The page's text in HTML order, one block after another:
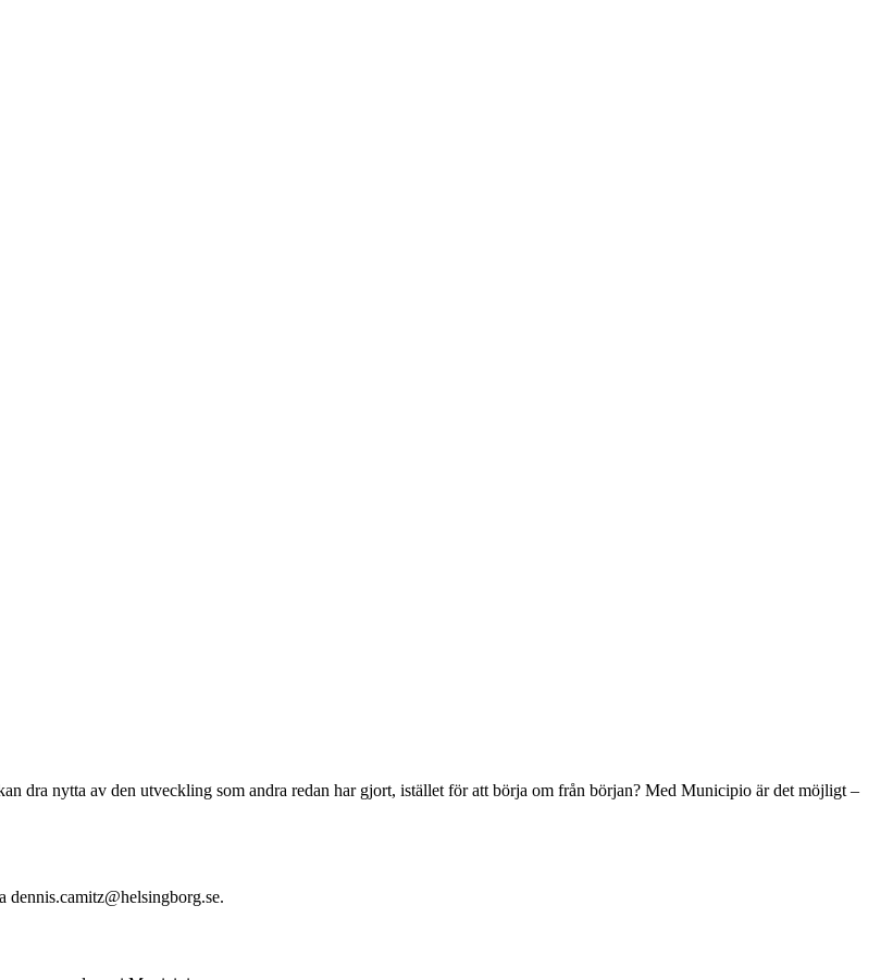
dra nytta av den utveckling som andra redan har gjort, istället för att börja om från början? Med Municipio är det möjligt –